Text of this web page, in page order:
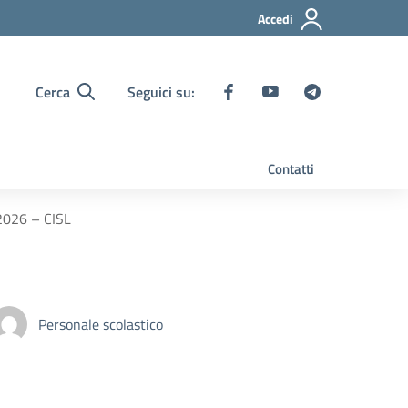
Accedi
Cerca Seguici su:
Contatti
– CISL
Personale scolastico